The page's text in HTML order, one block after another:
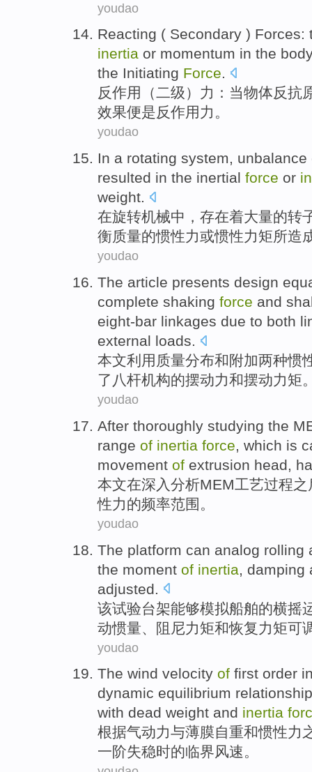
youdao
Reacting ( Secondary ) Forces:
inertia or momentum in the
the Initiating Force.
反作用
（二级） 力 ： 当物体反抗
效果便是反作用力 。
youdao
In a rotating system, unbalance
resulted in the inertial force or
weight.
在旋转机械中，存在着大量的转
衡质量的惯性力或惯性力矩所造
youdao
The article presents design
complete shaking force and
eight-bar linkages due to both
external loads.
本文利用质量分布和附加两种惯
了八杆机构的摆动力和摆动力矩
youdao
After thoroughly studying the
range of inertia force, which is
movement of extrusion head,
本文在深入分析MEM工艺过程之
性力的频率范围 。
youdao
The platform can analog rolling
the moment of inertia damping
adjusted
该试验台架能够模拟船舶的横摇
动惯量
阻尼力矩和恢复力矩可
youdao
The wind velocity of first order
dynamic equilibrium relationship
with dead weight and inertia
根据气动力与薄膜自重和惯性力
一阶失稳时的临界风速。